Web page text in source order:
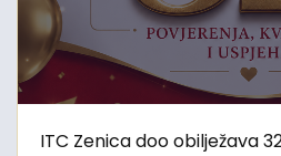
ITC Zenica doo obilježava